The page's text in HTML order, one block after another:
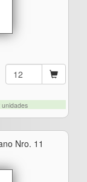
Nro. 11